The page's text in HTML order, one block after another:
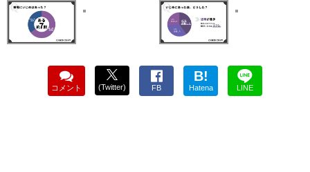
コメント (Twitter) FB
B!
Hatena LINE